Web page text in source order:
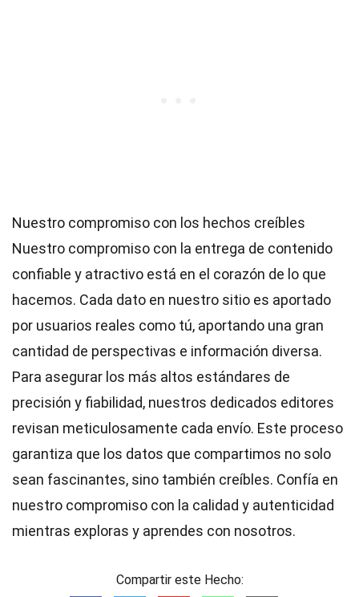
Nuestro compromiso con los hechos creíbles
Nuestro compromiso con la entrega de contenido
confiable y atractivo está en el corazón de lo que
hacemos. Cada dato en nuestro sitio es aportado
por usuarios reales como tú, aportando una gran
cantidad de perspectivas e información diversa.
Para asegurar los más altos estándares de
precisión y fiabilidad, nuestros dedicados editores
revisan meticulosamente cada envío. Este proceso
garantiza que los datos que compartimos no solo
sean fascinantes, sino también creíbles. Confía en
nuestro compromiso con la calidad y autenticidad
mientras exploras y aprendes con nosotros.
Compartir este Hecho: